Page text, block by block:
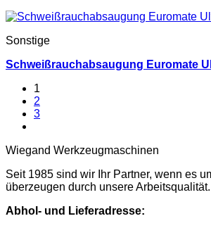
Sonstige
Schweißrauchabsaugung Euromate
1
2
3
Wiegand Werkzeugmaschinen
Seit 1985 sind wir Ihr Partner, wenn es
überzeugen durch unsere Arbeitsqualität.
Abhol- und Lieferadresse: